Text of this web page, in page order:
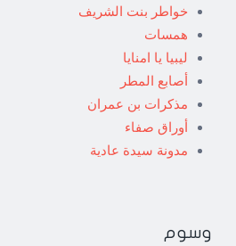
خواطر بنت الشريف
همسات
ليبيا يا امنايا
أصابع المطر
مذكرات بن عمران
أوراق صفاء
مدونة سيدة عادية
وسوم